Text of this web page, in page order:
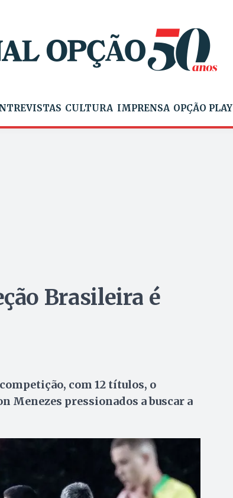
CULTURA IMPRENSA OPÇÃO PLAY
Brasileira é
com 12 títulos, o
Menezes pressionados a buscar a